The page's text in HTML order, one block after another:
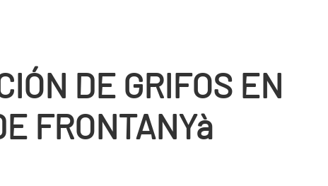
DE GRIFOS EN
FRONTANYà